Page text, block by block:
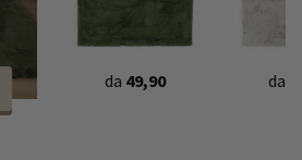
da 49,90 da